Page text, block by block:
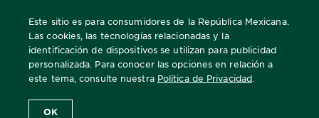
Este sitio es para consumidores de la República Mexicana.
Las cookies, las tecnologías relacionadas y la
identificación de dispositivos se utilizan para publicidad
personalizada. Para conocer las opciones en relación a
este tema, consulte nuestra Política de Privacidad
OK
Home Revista Garnier Consejos sobre coloración